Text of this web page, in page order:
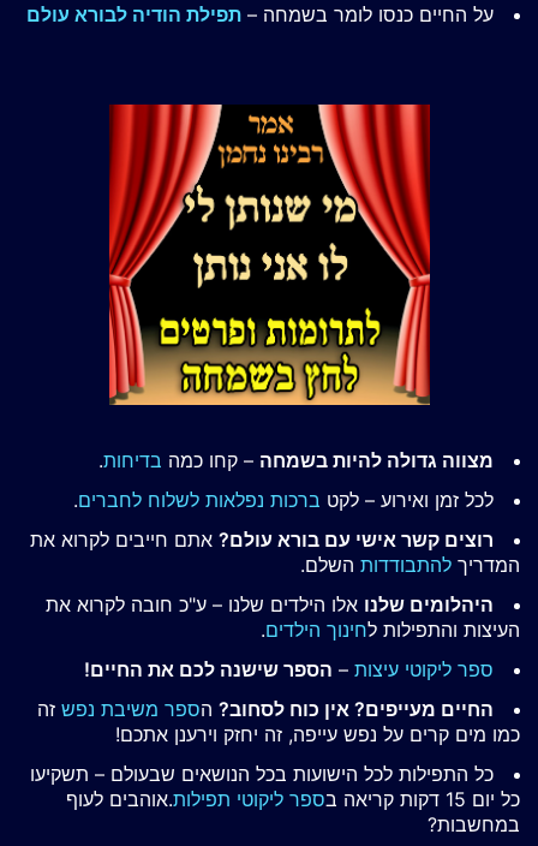
על החיים כנסו לומר בשמחה – תפילת הודיה לבורא עולם
מצווה גדולה להיות בשמחה – קחו כמה בדיחות.
לכל זמן ואירוע – לקט ברכות נפלאות לשלוח לחברים.
רוצים קשר אישי עם בורא עולם? אתם חייבים לקרוא את
המדריך להתבודדות השלם.
היהלומים שלנו אלו הילדים שלנו – ע"כ חובה לקרוא את
העיצות והתפילות לחינוך הילדים.
ספר ליקוטי עיצות – הספר שישנה לכם את החיים!
החיים מעייפים? אין כוח לסחוב? הספר משיבת נפש זה
כמו מים קרים על נפש עייפה, זה יחזק וירענן אתכם!
כל התפילות לכל הישועות בכל הנושאים שבעולם – תשקיעו
כל יום 15 דקות קריאה ב
ספר ליקוטי תפילות.אוהבים לעוף
במחשבות?